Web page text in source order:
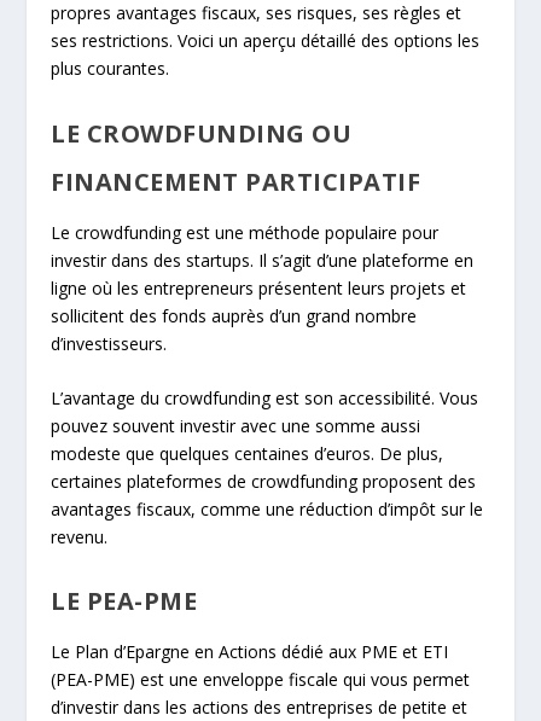
propres avantages fiscaux, ses risques, ses règles et
ses restrictions. Voici un aperçu détaillé des options les
plus courantes.
LE CROWDFUNDING OU
FINANCEMENT PARTICIPATIF
Le crowdfunding est une méthode populaire pour
investir dans des startups. Il s’agit d’une plateforme en
ligne où les entrepreneurs présentent leurs projets et
sollicitent des fonds auprès d’un grand nombre
d’investisseurs.
L’avantage du crowdfunding est son accessibilité. Vous
pouvez souvent investir avec une somme aussi
modeste que quelques centaines d’euros. De plus,
certaines plateformes de crowdfunding proposent des
avantages fiscaux, comme une réduction d’impôt sur le
revenu.
LE PEA-PME
Le Plan d’Epargne en Actions dédié aux PME et ETI
(PEA-PME) est une enveloppe fiscale qui vous permet
d’investir dans les actions des entreprises de petite et